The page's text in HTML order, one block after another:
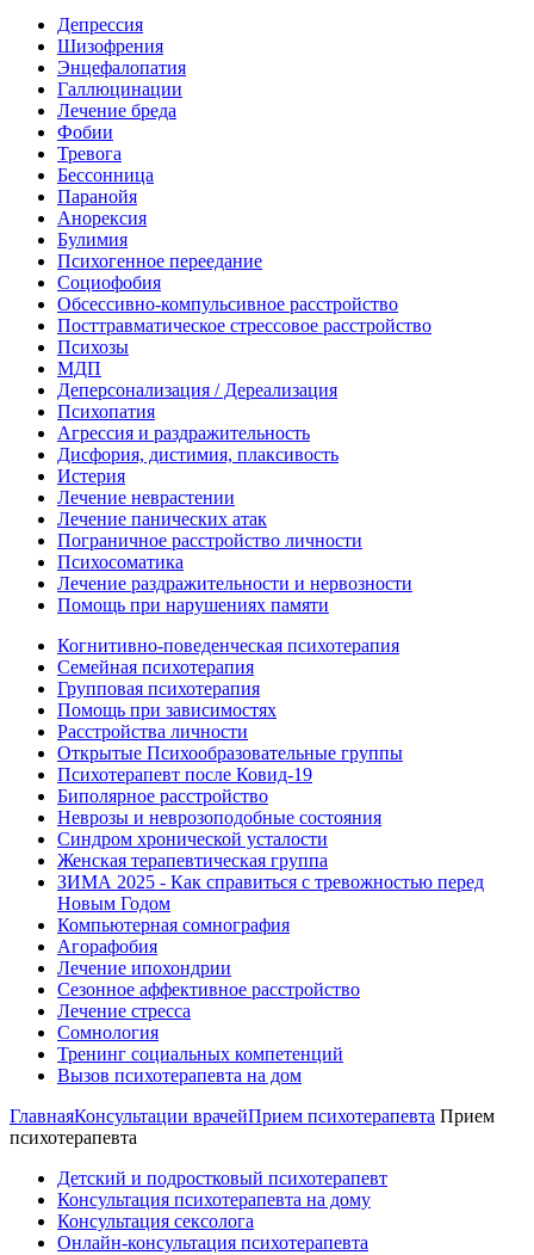
Депрессия
Шизофрения
Энцефалопатия
Галлюцинации
Лечение бреда
Фобии
Тревога
Бессонница
Паранойя
Анорексия
Булимия
Психогенное переедание
Социофобия
Обсессивно-компульсивное расстройство
Посттравматическое стрессовое расстройство
Психозы
МДП
Деперсонализация / Дереализация
Психопатия
Агрессия и раздражительность
Дисфория, дистимия, плаксивость
Истерия
Лечение неврастении
Лечение панических атак
Пограничное расстройство личности
Психосоматика
Лечение раздражительности и нервозности
Помощь при нарушениях памяти
Когнитивно-поведенческая психотерапия
Семейная психотерапия
Групповая психотерапия
Помощь при зависимостях
Расстройства личности
Открытые Психообразовательные группы
Психотерапевт после Ковид-19
Биполярное расстройство
Неврозы и неврозоподобные состояния
Синдром хронической усталости
Женская терапевтическая группа
ЗИМА 2025 - Как справиться с тревожностью перед
Новым Годом
Компьютерная сомнография
Агорафобия
Лечение ипохондрии
Сезонное аффективное расстройство
Лечение стресса
Сомнология
Тренинг социальных компетенций
Вызов психотерапевта на дом
ГлавнаяКонсультации врачейПрием психотерапевта Прием
психотерапевта
Детский и подростковый психотерапевт
Консультация психотерапевта на дому
Консультация сексолога
Онлайн-консультация психотерапевта